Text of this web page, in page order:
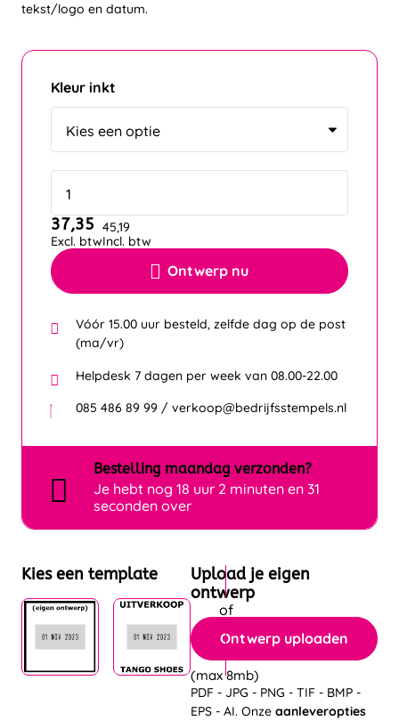
tekst/logo en datum.
Kleur inkt
Ontwerp nu
37,35
Excl. btw
45,19
Incl. btw
Vóór 15.00 uur besteld, zelfde dag op de post
(ma/vr)
Helpdesk 7 dagen per week van 08.00-22.00
085 486 89 99 / verkoop@bedrijfsstempels.nl
Bestelling maandag verzonden?
Je hebt nog 18 uur 2 minuten en 30
seconden over
Kies een template
Upload je eigen
ontwerp
Ontwerp uploaden
(max 8mb)
PDF - JPG - PNG - TIF - BMP -
EPS - AI. Onze aanleveropties